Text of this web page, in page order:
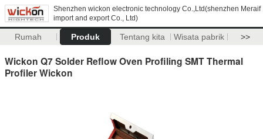
Shenzhen wickon electronic technology Co.,Ltd(shenzhen Meraif
import and export Co., Ltd)
Rumah Produk Tentang kita Wisata pabrik >>
Wickon Q7 Solder Reflow Oven Profiling SMT Thermal
Profiler Wickon